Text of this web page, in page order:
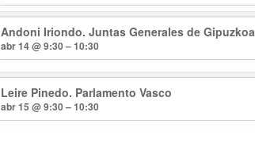
Andoni Iriondo. Juntas Generales de Gipuzkoa
abr 14 @ 9:30 – 10:30
Leire Pinedo. Parlamento Vasco
abr 15 @ 9:30 – 10:30